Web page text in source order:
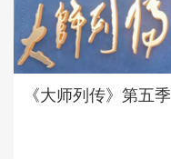
《大师列传》第五季